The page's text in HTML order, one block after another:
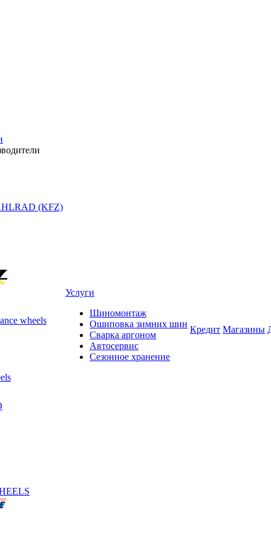
(KFZ)
wheels
Услуги
Шиномонтаж
Ошиповка зимних шин
Сварка аргоном
Автосервис
Сезонное хранение
Кредит Магазины